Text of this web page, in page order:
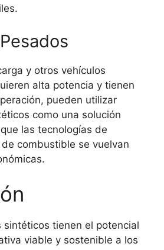
y otros vehículos
alta potencia y tienen
pueden utilizar
como una solución
las tecnologías de
combustible se vuelvan
sintéticos tienen el potencial
viable y sostenible a los